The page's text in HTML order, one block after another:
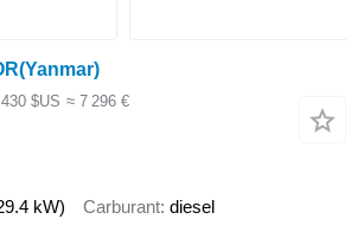
$US ≈ 7 296 €
kW) Carburant diesel